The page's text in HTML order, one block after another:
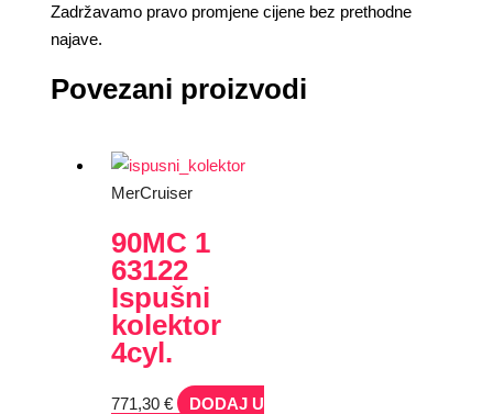
Zadržavamo pravo promjene cijene bez prethodne
najave.
Povezani proizvodi
MerCruiser
90MC 1
63122
Ispušni
kolektor
4cyl.
771,30€
DODAJ U